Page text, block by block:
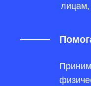
лицам,